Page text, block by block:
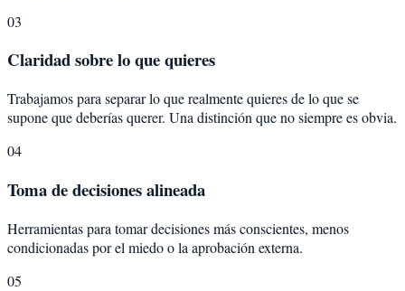
03
Claridad sobre lo que quieres
Trabajamos para separar lo que realmente quieres de lo que se
supone que deberías querer. Una distinción que no siempre es obvia.
04
Toma de decisiones alineada
Herramientas para tomar decisiones más conscientes, menos
condicionadas por el miedo o la aprobación externa.
05